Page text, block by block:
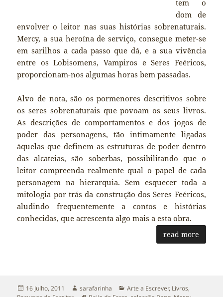
tem o
dom de
envolver o leitor nas suas histórias sobrenaturais.
Mercy, a sua heroína de serviço, consegue meter-se
em sarilhos a cada passo que dá, e a sua vivência
entre os Lobisomens, Vampiros e Seres Feéricos,
proporcionam-nos algumas horas bem passadas.
Alvo de nota, são os pormenores descritivos sobre
os seres sobrenaturais que povoam os seus livros.
As descrições de comportamentos e dos jogos de
poder das personagens, tão intimamente ligadas
àquelas que definem as estruturas de poder dentro
das alcateias, são soberbas, possibilitando que o
leitor compreenda realmente qual o papel de cada
personagem na hierarquia. Sem esquecer toda a
mitologia por trás da construção dos Seres Feéricos,
aludindo frequentemente a contos e histórias
conhecidas, que acrescenta algo mais a esta obra.
read more
Publicado
16 Julho, 2011 Autor
sarafarinha Categorias
Arte a Escrever, Livros,